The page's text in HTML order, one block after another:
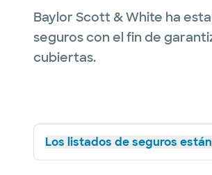
Baylor Scott & White ha
seguros con el fin de
cubiertas.
Los listados de seguros